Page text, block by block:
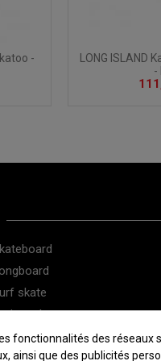
-
LONG ISLAND
-
skate
skate
des réseaux
que des publicités